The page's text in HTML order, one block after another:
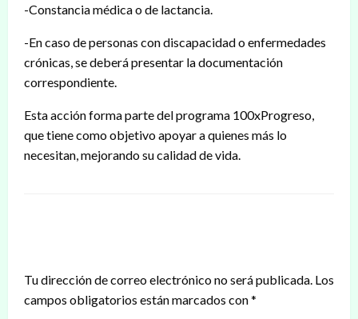
-Constancia médica o de lactancia.
-En caso de personas con discapacidad o enfermedades
crónicas, se deberá presentar la documentación
correspondiente.
Esta acción forma parte del programa 100xProgreso,
que tiene como objetivo apoyar a quienes más lo
necesitan, mejorando su calidad de vida.
Tu dirección de correo electrónico no será publicada. Los
campos obligatorios están marcados con*